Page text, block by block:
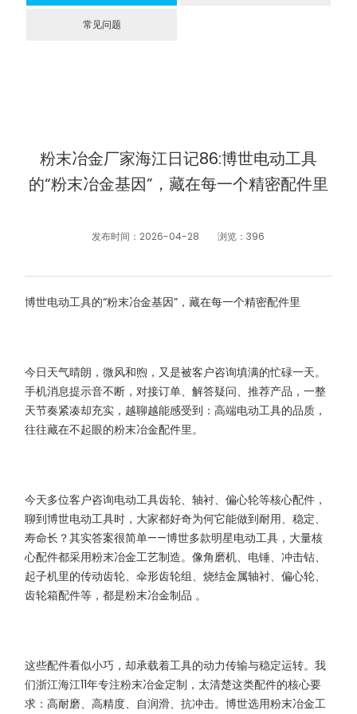
常见问题
粉末冶金厂家海江日记86:博世电动工具
的“粉末冶金基因”，藏在每一个精密配件里
发布时间：2026-04-28 浏览：396
博世电动工具的“粉末冶金基因”，藏在每一个精密配件里
今日天气晴朗，微风和煦，又是被客户咨询填满的忙碌一天。
手机消息提示音不断，对接订单、解答疑问、推荐产品，一整
天节奏紧凑却充实，越聊越能感受到：高端电动工具的品质，
往往藏在不起眼的粉末冶金配件里。
今天多位客户咨询电动工具齿轮、轴衬、偏心轮等核心配件，
聊到博世电动工具时，大家都好奇为何它能做到耐用、稳定、
寿命长？其实答案很简单——博世多款明星电动工具，大量核
心配件都采用粉末冶金工艺制造。像角磨机、电锤、冲击钻、
起子机里的传动齿轮、伞形齿轮组、烧结金属轴衬、偏心轮、
齿轮箱配件等，都是粉末冶金制品 。
这些配件看似小巧，却承载着工具的动力传输与稳定运转。我
们浙江海江11年专注粉末冶金定制，太清楚这类配件的核心要
求：高耐磨、高精度、自润滑、抗冲击。博世选用粉末冶金工